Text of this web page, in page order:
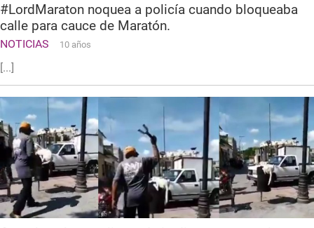
#LordMaraton noquea a policía cuando bloqueaba
calle para cauce de Maratón.
NOTICIAS 10 años
[...]